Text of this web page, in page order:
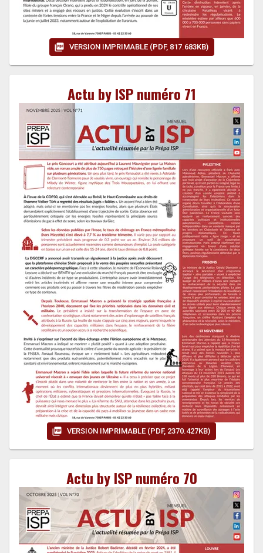
VERSION IMPRIMABLE (PDF, 817.683KB)
Actu by ISP numéro 71
VERSION IMPRIMABLE (PDF, 2370.427KB)
Actu by ISP numéro 70